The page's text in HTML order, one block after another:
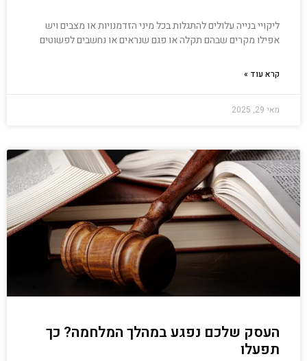
ליקויי בנייה עלולים להתגלות בכל מיני הזדמנויות או מצבים ויש
אפילו מקרים שבהם תקלה או פגם שנראים או נחשבים לפשוטים
קרא עוד »
מאי 29, 2025
העסק שלכם נפגע במהלך המלחמה? כך
תפעלו